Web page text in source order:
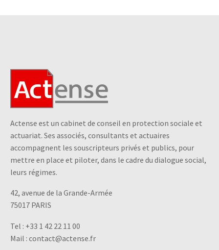
Actense est un cabinet de conseil en protection sociale et
actuariat. Ses associés, consultants et actuaires
accompagnent les souscripteurs privés et publics, pour
mettre en place et piloter, dans le cadre du dialogue social,
leurs régimes.
42, avenue de la Grande-Armée
75017 PARIS
Tel : +33 1 42 22 11 00
Mail : contact@actense.fr